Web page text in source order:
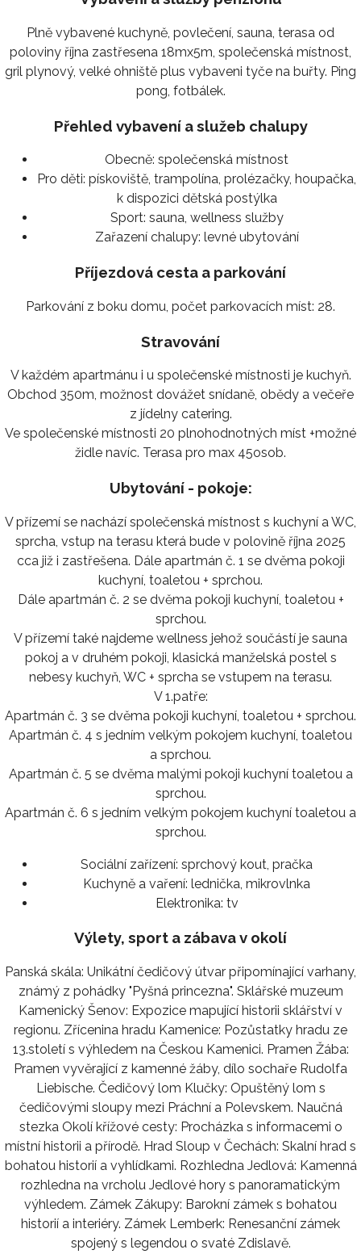
Plně vybavené kuchyně, povlečení, sauna, terasa od
poloviny října zastřesena 18mx5m, společenská místnost,
gril plynový, velké ohniště plus vybaveni tyče na buřty. Ping
pong, fotbálek.
Přehled vybavení a služeb chalupy
Obecně: společenská místnost
Pro děti: pískoviště, trampolína, prolézačky, houpačka,
k dispozici dětská postýlka
Sport: sauna, wellness služby
Zařazení chalupy: levné ubytování
Příjezdová cesta a parkování
Parkování z boku domu, počet parkovacích míst: 28.
Stravování
V každém apartmánu i u společenské místnosti je kuchyň.
Obchod 350m, možnost dovážet snídaně, obědy a večeře
z jídelny catering.
Ve společenské místnosti 20 plnohodnotných míst +možné
židle navíc. Terasa pro max 45osob.
Ubytování - pokoje:
V přízemí se nachází společenská místnost s kuchyní a WC,
sprcha, vstup na terasu která bude v polovině října 2025
cca již i zastřešena. Dále apartmán č. 1 se dvěma pokoji
kuchyní, toaletou + sprchou.
Dále apartmán č. 2 se dvěma pokoji kuchyní, toaletou +
sprchou.
V přízemí také najdeme wellness jehož součástí je sauna
pokoj a v druhém pokoji, klasická manželská postel s
nebesy kuchyň, WC + sprcha se vstupem na terasu.
V 1.patře:
Apartmán č. 3 se dvěma pokoji kuchyní, toaletou + sprchou.
Apartmán č. 4 s jedním velkým pokojem kuchyní, toaletou
a sprchou.
Apartmán č. 5 se dvěma malými pokoji kuchyní toaletou a
sprchou.
Apartmán č. 6 s jedním velkým pokojem kuchyní toaletou a
sprchou.
Sociální zařízení: sprchový kout, pračka
Kuchyně a vaření: lednička, mikrovlnka
Elektronika: tv
Výlety, sport a zábava v okolí
Panská skála: Unikátní čedičový útvar připomínající varhany,
známý z pohádky "Pyšná princezna". Sklářské muzeum
Kamenický Šenov: Expozice mapující historii sklářství v
regionu. Zřícenina hradu Kamenice: Pozůstatky hradu ze
13.století s výhledem na Českou Kamenici. Pramen Žába:
Pramen vyvěrající z kamenné žáby, dílo sochaře Rudolfa
Liebische. Čedičový lom Klučky: Opuštěný lom s
čedičovými sloupy mezi Práchní a Polevskem. Naučná
stezka Okolí křížové cesty: Procházka s informacemi o
místní historii a přírodě. Hrad Sloup v Čechách: Skalní hrad s
bohatou historií a vyhlídkami. Rozhledna Jedlová: Kamenná
rozhledna na vrcholu Jedlové hory s panoramatickým
výhledem. Zámek Zákupy: Barokní zámek s bohatou
historií a interiéry. Zámek Lemberk: Renesanční zámek
spojený s legendou o svaté Zdislavě.